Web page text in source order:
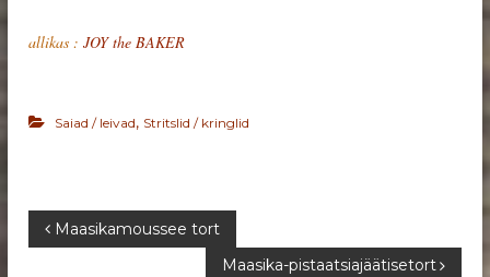
allikas :JOY the BAKER
Saiad / leivad, Stritslid / kringlid
N Maasikamoussee tort
Maasika-pistaatsiajäätisetort